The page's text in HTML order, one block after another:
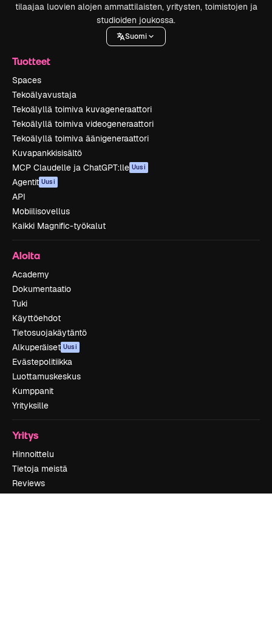
tilaajaa luovien alojen ammattilaisten, yritysten, toimistojen ja
studioiden joukossa.
Suomi
Tuotteet
Spaces
Tekoälyavustaja
Tekoälyllä toimiva kuvageneraattori
Tekoälyllä toimiva videogeneraattori
Tekoälyllä toimiva äänigeneraattori
Kuvapankkisisältö
MCP Claudelle ja ChatGPT:lle Uusi
Agentit Uusi
API
Mobiilisovellus
Kaikki Magnific-työkalut
Aloita
Academy
Dokumentaatio
Tuki
Käyttöehdot
Tietosuojakäytäntö
Alkuperäiset Uusi
Evästepolitiikka
Luottamuskeskus
Kumppanit
Yrityksille
Yritys
Hinnoittelu
Tietoja meistä
Reviews